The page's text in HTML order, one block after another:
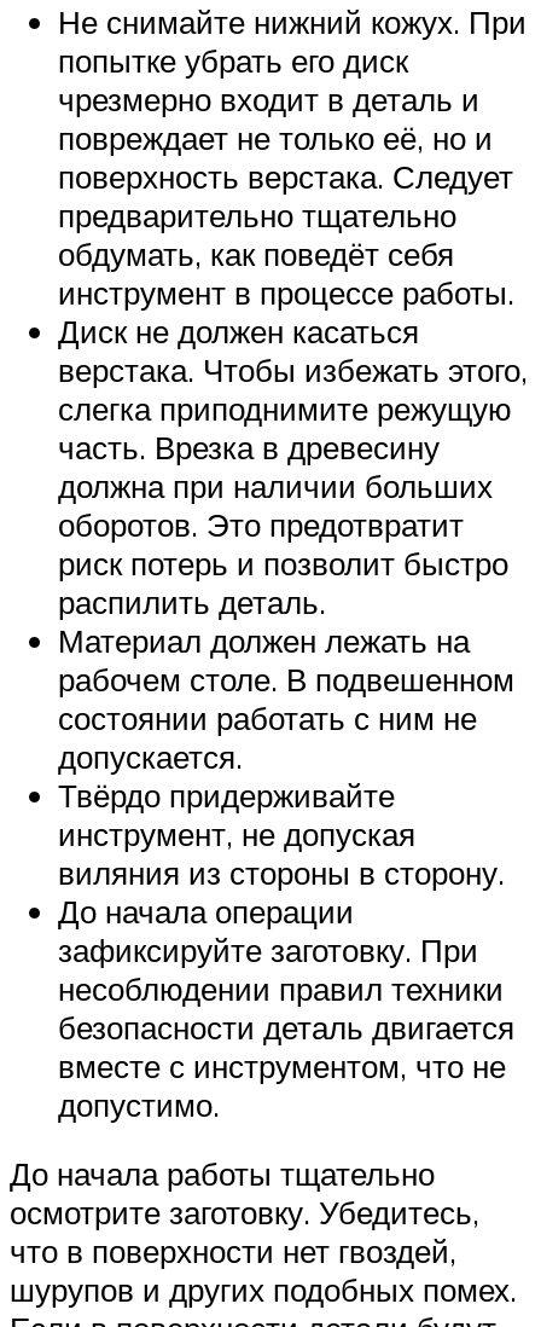
Не снимайте нижний кожух. При
попытке убрать его диск
чрезмерно входит в деталь и
повреждает не только её, но и
поверхность верстака. Следует
предварительно тщательно
обдумать, как поведёт себя
инструмент в процессе работы.
Диск не должен касаться
верстака. Чтобы избежать этого,
слегка приподнимите режущую
часть. Врезка в древесину
должна при наличии больших
оборотов. Это предотвратит
риск потерь и позволит быстро
распилить деталь.
Материал должен лежать на
рабочем столе. В подвешенном
состоянии работать с ним не
допускается.
Твёрдо придерживайте
инструмент, не допуская
виляния из стороны в сторону.
До начала операции
зафиксируйте заготовку. При
несоблюдении правил техники
безопасности деталь двигается
вместе с инструментом, что не
допустимо.
До начала работы тщательно
осмотрите заготовку. Убедитесь,
что в поверхности нет гвоздей,
шурупов и других подобных помех.